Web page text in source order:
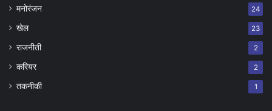
मनोरंजन 24
खेल 23
राजनीती 2
करियर 2
तकनीकी 1